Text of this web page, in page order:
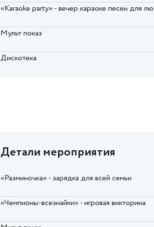
«Karaoke party» - вечер караоке песен для
Мульт показ
Дискотека
Детали мероприятия
«Разминочка» - зарядка для всей семьи
«Чемпионы-всезнайки» - игровая викторина